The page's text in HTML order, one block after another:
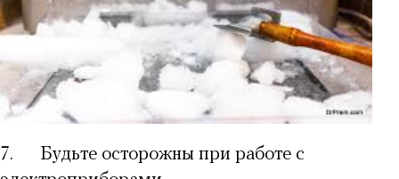
7.
Будьте осторожны при работе с